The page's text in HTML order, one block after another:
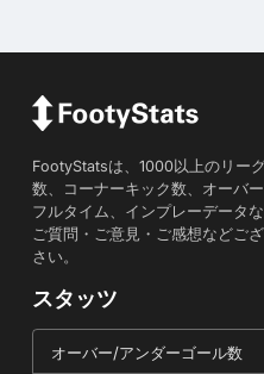
FootyStatsは、1000以上のリー
数、コーナーキック数、オーバ
フルタイム、インプレーデータ
ご質問・ご意見・ご感想などご
さい。
スタッツ
オーバー/アンダーゴール数